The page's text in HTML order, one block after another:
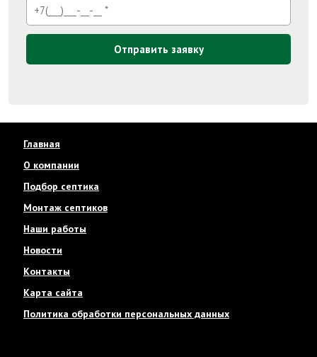
Отправить заявку
Главная
О компании
Подбор септика
Монтаж септиков
Наши работы
Новости
Контакты
Карта сайта
Политика обработки персональных данных